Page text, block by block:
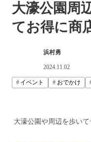
大濠公園周
てお得に商
浜村勇
2024.11.02
イベント おでかけ
大濠公園や周辺を歩い